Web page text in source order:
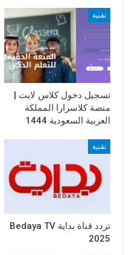
تقنية
تسجيل دخول كلاس لايت |
منصة كلاسرارا المملكة
العربية السعودية 1444
تقنية
تردد قناة بداية Bedaya TV
2025